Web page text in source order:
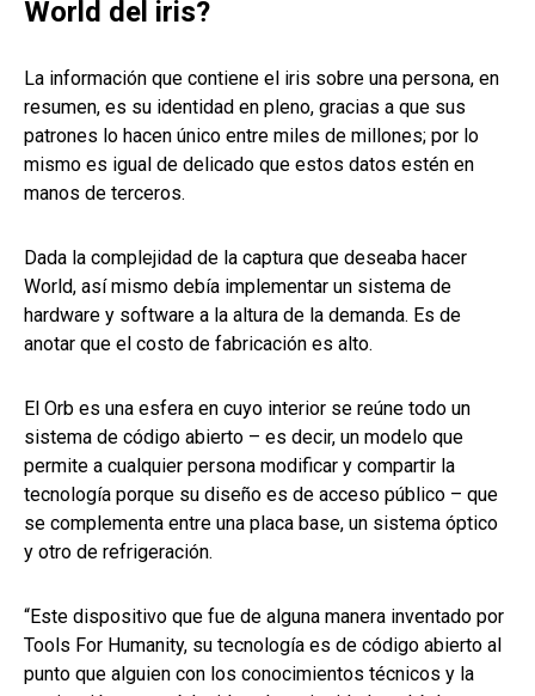
World del iris?
La información que contiene el iris sobre una persona, en
resumen, es su identidad en pleno, gracias a que sus
patrones lo hacen único entre miles de millones; por lo
mismo es igual de delicado que estos datos estén en
manos de terceros.
Dada la complejidad de la captura que deseaba hacer
World, así mismo debía implementar un sistema de
hardware y software a la altura de la demanda. Es de
anotar que el costo de fabricación es alto.
El Orb es una esfera en cuyo interior se reúne todo un
sistema de código abierto – es decir, un modelo que
permite a cualquier persona modificar y compartir la
tecnología porque su diseño es de acceso público – que
se complementa entre una placa base, un sistema óptico
y otro de refrigeración.
“Este dispositivo que fue de alguna manera inventado por
Tools For Humanity, su tecnología es de código abierto al
punto que alguien con los conocimientos técnicos y la